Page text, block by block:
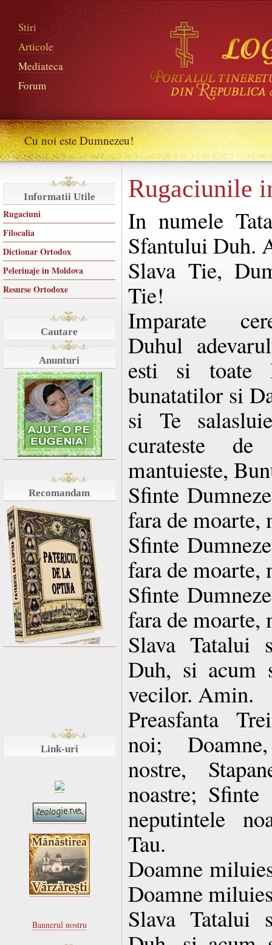
Stiri
Articole
Mediateca
Forum
Cu noi este Dumnezeu!
Informatii Utile
Rugaciuni
Filocalia
Dictionar Ortodox
Pelerinaje in Moldova
Resurse Ortodoxe
Cautare
Anunturi
Recomandam
Link-uri
Bannerul nostru
Rugaciunile
In numele
Sfantului Duh.
Slava Tie,
Tie!
Imparate
Duhul
esti si toate
bunatatilor si
si Te
curateste
mantuieste,
Sfinte
fara de moarte,
Sfinte
fara de moarte,
Sfinte
fara de moarte,
Slava Tatalui
Duh, si acum
vecilor. Amin.
Preasfanta
noi;
nostre,
noastre; Sfinte
neputintele
Tau.
Doamne
Doamne
Slava Tatalui